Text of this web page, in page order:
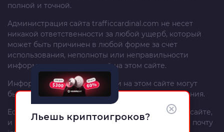
полной и точной.
Администрация сайта trafficcardinal.com не несет
никакой ответственности за любой ущерб, который
может быть причинен в любой форме за счет
использования, неполноты или неправильности
информации, размещенной на этом сайте.
Информация и рекомендации на этом сайте могут
быть изменены без предварительного уведомления.
Если вы – автор материала, опубликованного на сайте,
и хотите изменить или удалить его, напишите на почту
Льешь криптоигроков?